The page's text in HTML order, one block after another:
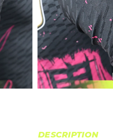
DESCRIPTION